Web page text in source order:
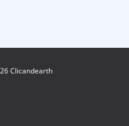
Clicandearth